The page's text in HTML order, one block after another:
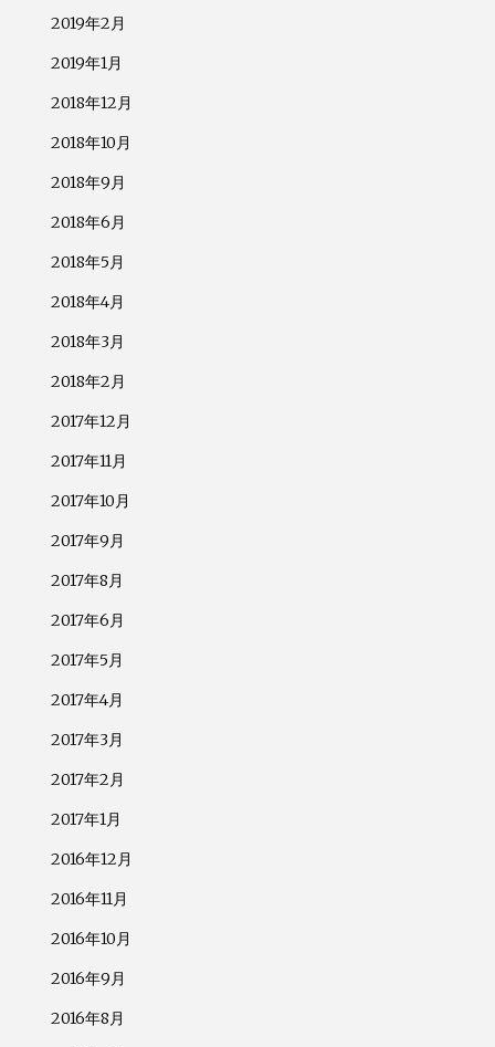
2019年2月
2019年1月
2018年12月
2018年10月
2018年9月
2018年6月
2018年5月
2018年4月
2018年3月
2018年2月
2017年12月
2017年11月
2017年10月
2017年9月
2017年8月
2017年6月
2017年5月
2017年4月
2017年3月
2017年2月
2017年1月
2016年12月
2016年11月
2016年10月
2016年9月
2016年8月